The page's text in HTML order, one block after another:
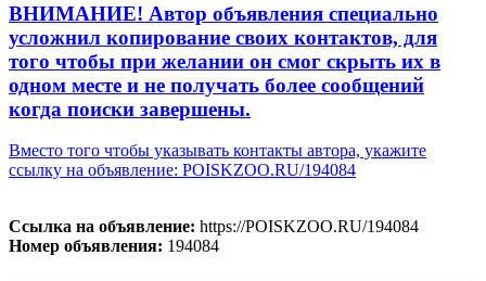
ВНИМАНИЕ! Автор объявления специально
усложнил копирование своих контактов, для
того чтобы при желании он смог скрыть их в
одном месте и не получать более сообщений
когда поиски завершены.
Вместо того чтобы указывать контакты автора, укажите
ссылку на объявление: POISKZOO.RU/194084
Ссылка на объявление: https://POISKZOO.RU/194084
Номер объявления: 194084